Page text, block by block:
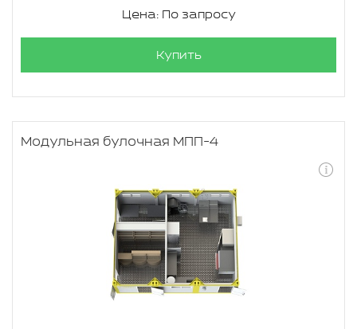
Цена: По запросу
Купить
Модульная булочная МПП-4